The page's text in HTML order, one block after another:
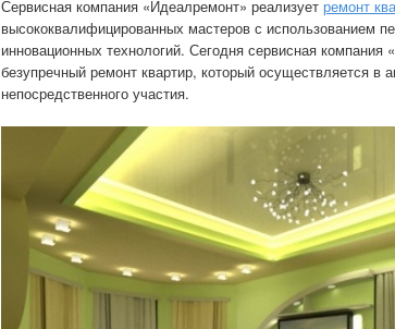
Сервисная компания «Идеалремонт» реализует ремонт
высококвалифицированных мастеров с использованием
инновационных технологий. Сегодня сервисная
безупречный ремонт квартир, который осуществляется в
непосредственного участия.